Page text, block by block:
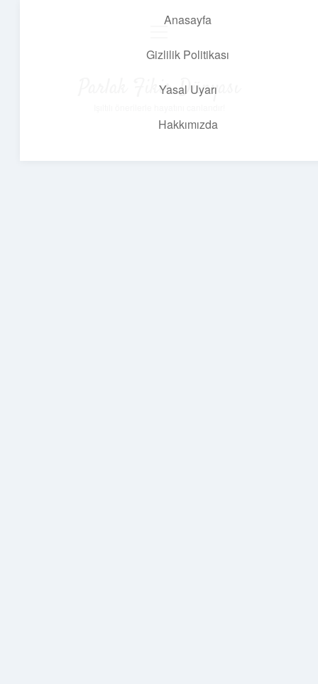
Anasayfa
Gizlilik Politikası
Yasal Uyarı
Hakkımızda
Parlak Fikir Dünyası